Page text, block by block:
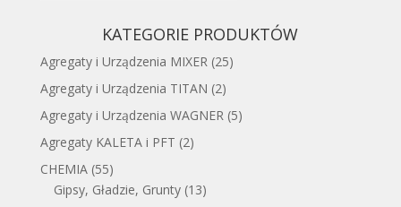
KATEGORIE PRODUKTÓW
Agregaty i Urządzenia MIXER (25)
Agregaty i Urządzenia TITAN (2)
Agregaty i Urządzenia WAGNER (5)
Agregaty KALETA i PFT (2)
CHEMIA (55)
Gipsy, Gładzie, Grunty (13)